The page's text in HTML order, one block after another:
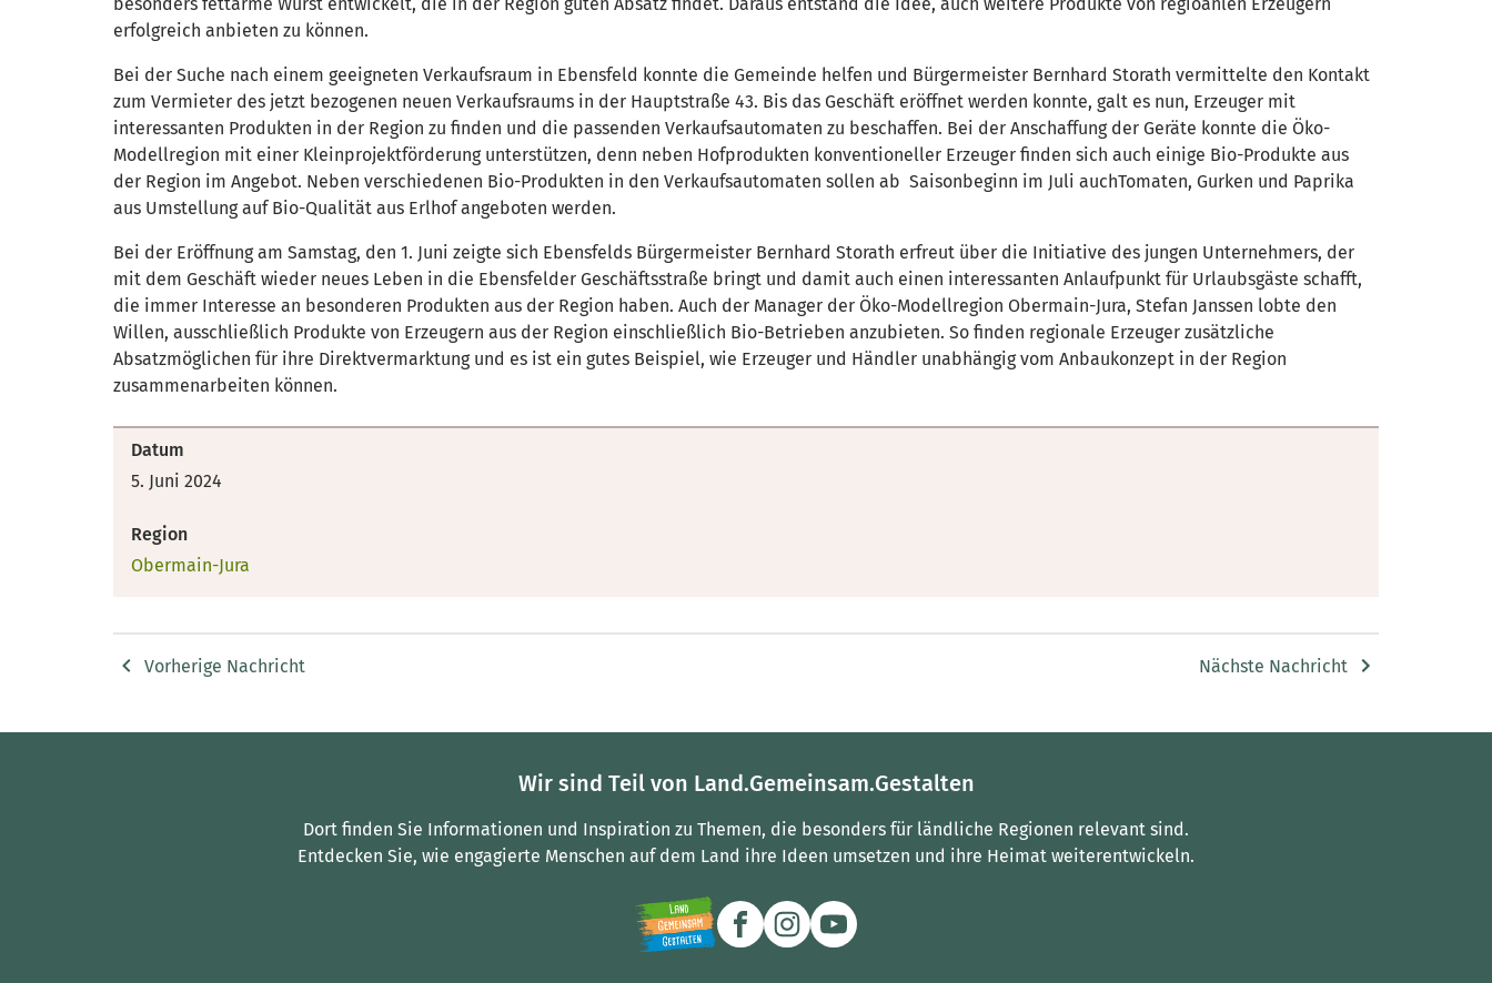
erfolgreich anbieten zu können.
Bei der Suche nach einem geeigneten Verkaufsraum in Ebensfeld konnte die Gemeinde helfen und Bürgermeister Bernhard Storath vermittelte den Kontakt
zum Vermieter des jetzt bezogenen neuen Verkaufsraums in der Hauptstraße 43. Bis das Geschäft eröffnet werden konnte, galt es nun, Erzeuger mit
interessanten Produkten in der Region zu finden und die passenden Verkaufsautomaten zu beschaffen. Bei der Anschaffung der Geräte konnte die Öko-
Modellregion mit einer Kleinprojektförderung unterstützen, denn neben Hofprodukten konventioneller Erzeuger finden sich auch einige Bio-Produkte aus
der Region im Angebot. Neben verschiedenen Bio-Produkten in den Verkaufsautomaten sollen ab Saisonbeginn im Juli auchTomaten, Gurken und Paprika
aus Umstellung auf Bio-Qualität aus Erlhof angeboten werden.
Bei der Eröffnung am Samstag, den 1. Juni zeigte sich Ebensfelds Bürgermeister Bernhard Storath erfreut über die Initiative des jungen Unternehmers, der
mit dem Geschäft wieder neues Leben in die Ebensfelder Geschäftsstraße bringt und damit auch einen interessanten Anlaufpunkt für Urlaubsgäste schafft,
die immer Interesse an besonderen Produkten aus der Region haben. Auch der Manager der Öko-Modellregion Obermain-Jura, Stefan Janssen lobte den
Willen, ausschließlich Produkte von Erzeugern aus der Region einschließlich Bio-Betrieben anzubieten. So finden regionale Erzeuger zusätzliche
Absatzmöglichen für ihre Direktvermarktung und es ist ein gutes Beispiel, wie Erzeuger und Händler unabhängig vom Anbaukonzept in der Region
zusammenarbeiten können.
Datum
5. Juni 2024
Region
Obermain-Jura
Vorherige Nachricht Nächste Nachricht
Wir sind Teil von Land.Gemeinsam.Gestalten
Dort finden Sie Informationen und Inspiration zu Themen, die besonders für ländliche Regionen relevant sind.
Entdecken Sie, wie engagierte Menschen auf dem Land ihre Ideen umsetzen und ihre Heimat weiterentwickeln.